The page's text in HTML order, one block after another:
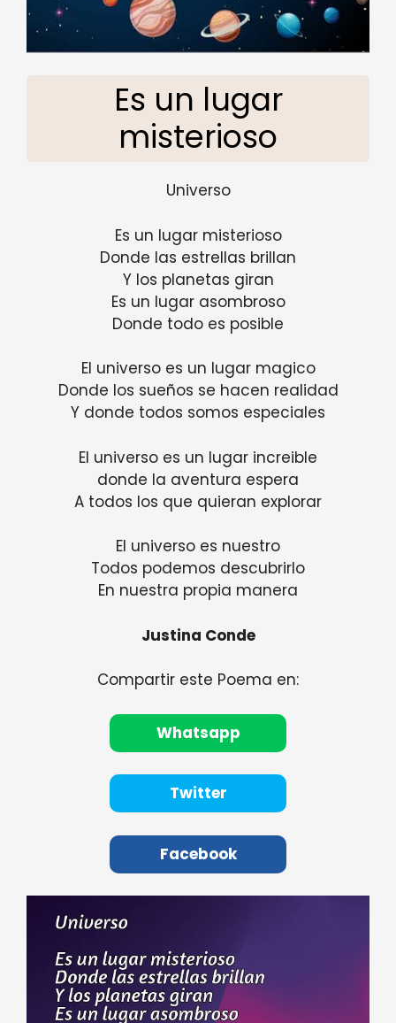
Es un lugar
misterioso
Universo
Es un lugar misterioso
Donde las estrellas brillan
Y los planetas giran
Es un lugar asombroso
Donde todo es posible
El universo es un lugar magico
Donde los sueños se hacen realidad
Y donde todos somos especiales
El universo es un lugar increible
donde la aventura espera
A todos los que quieran explorar
El universo es nuestro
Todos podemos descubrirlo
En nuestra propia manera
Justina Conde
Compartir este Poema en:
Whatsapp
Twitter
Facebook